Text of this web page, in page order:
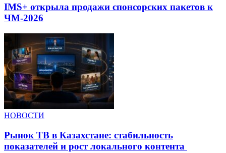
IMS+ открыла продажи спонсорских пакетов к
ЧМ-2026
НОВОСТИ
Рынок ТВ в Казахстане: стабильность
показателей и рост локального контента